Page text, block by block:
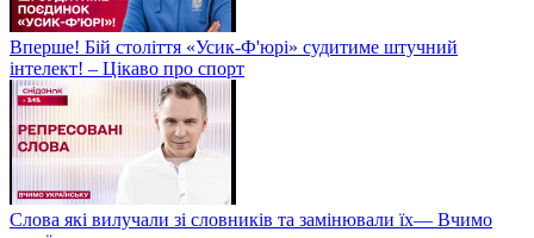
Вперше! Бій століття «Усик-Ф'юрі» судитиме штучний
інтелект! – Цікаво про спорт
Слова які вилучали зі словників та замінювали їх— Вчимо